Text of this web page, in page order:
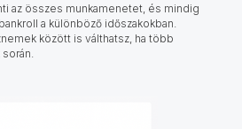
az összes munkamenetet, és mindig
a különböző időszakokban.
között is válthatsz, ha több